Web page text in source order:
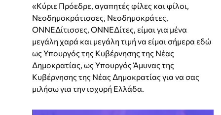
«Κύριε Πρόεδρε, αγαπητές φίλες και φίλοι,
Νεοδημοκράτισσες, Νεοδημοκράτες,
ΟΝΝΕΔίτισσες, ΟΝΝΕΔίτες, είμαι για μένα
μεγάλη χαρά και μεγάλη τιμή να είμαι σήμερα εδώ
ως Υπουργός της Κυβέρνησης της Νέας
Δημοκρατίας, ως Υπουργός Άμυνας της
Κυβέρνησης της Νέας Δημοκρατίας για να σας
μιλήσω για την ισχυρή Ελλάδα.